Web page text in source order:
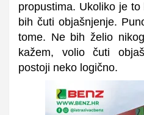
propustima. Ukoliko je
bih čuti objašnjenje.
tome. Ne bih želio
kažem, volio čuti
postoji neko logično.